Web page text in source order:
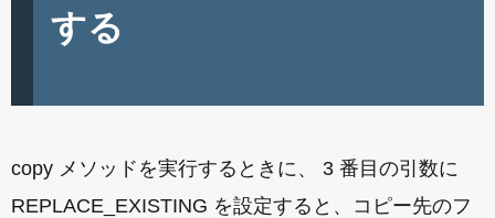
する
copy メソッドを実行するときに、 3 番目の引数に
REPLACE_EXISTING を設定すると、コピー先のフ